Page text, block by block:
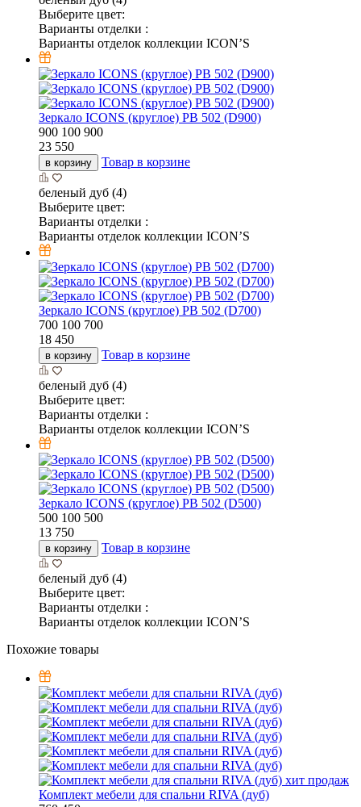
Выберите цвет:
Варианты отделки :
Варианты отделок коллекции ICON’S
Зеркало ICONS (круглое) РВ 502 (D900)
900 100 900
23 550
в корзину Товар в корзине
беленый дуб (4)
Выберите цвет:
Варианты отделки :
Варианты отделок коллекции ICON’S
Зеркало ICONS (круглое) РВ 502 (D700)
700 100 700
18 450
в корзину Товар в корзине
беленый дуб (4)
Выберите цвет:
Варианты отделки :
Варианты отделок коллекции ICON’S
Зеркало ICONS (круглое) РВ 502 (D500)
500 100 500
13 750
в корзину Товар в корзине
беленый дуб (4)
Выберите цвет:
Варианты отделки :
Варианты отделок коллекции ICON’S
Похожие товары
хит продаж
Комплект мебели для спальни RIVA (дуб)